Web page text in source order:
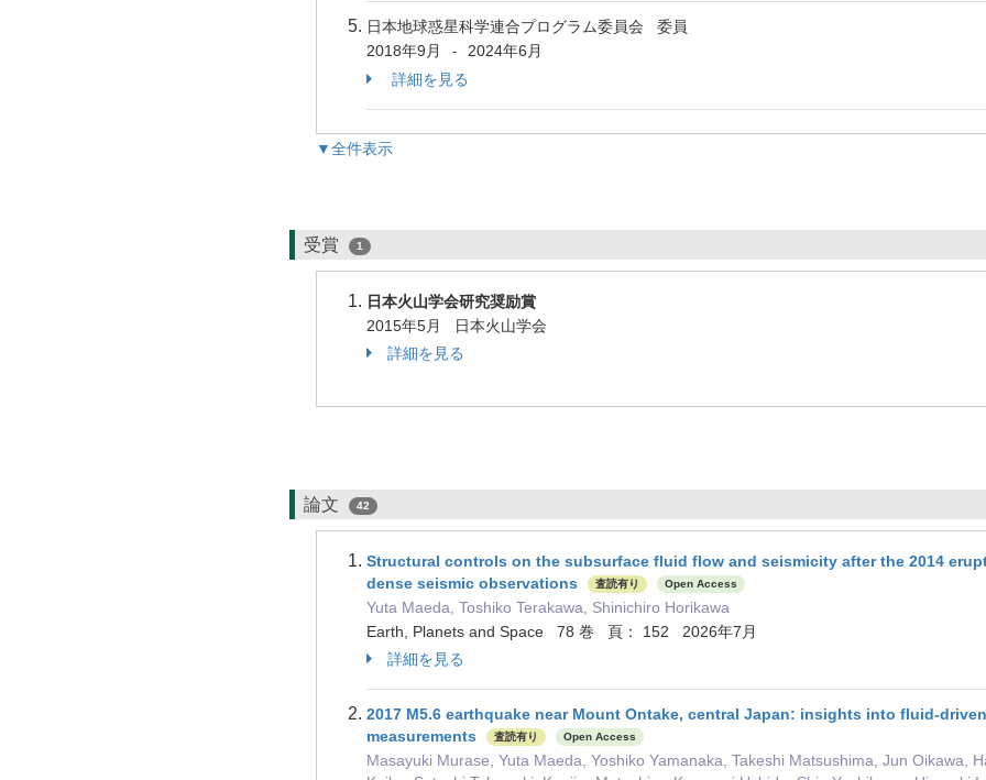
日本地球惑星科学連合プログラム委員会 委員
2018年9月
-
2024年6月
詳細を見る
▼全件表示
受賞 1
日本火山学会研究奨励賞
2015年5月 日本火山学会
詳細を見る
論文 42
Structural controls on the subsurface fluid flow and seismicity after the 2014
dense seismic observations
査読有り Open Access
Yuta Maeda, Toshiko Terakawa, Shinichiro Horikawa
Earth, Planets and Space 78 巻 頁： 152 2026年7月
詳細を見る
2017 M5.6 earthquake near Mount Ontake, central Japan: insights into fluid-
measurements
査読有り Open Access
Masayuki Murase, Yuta Maeda, Yoshiko Yamanaka, Takeshi Matsushima, Jun Oikawa,